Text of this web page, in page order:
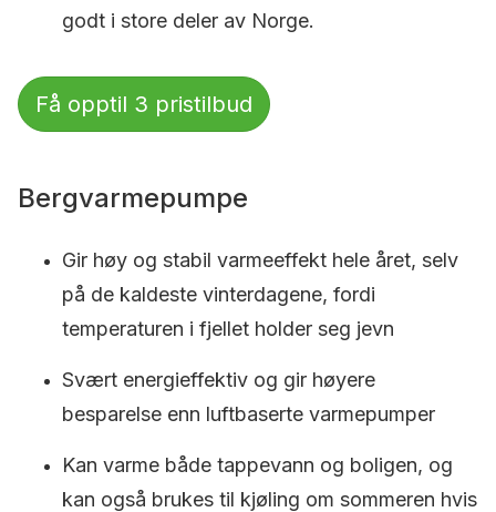
godt i store deler av Norge.
Få opptil 3 pristilbud
Bergvarmepumpe
Gir høy og stabil varmeeffekt hele året, selv
på de kaldeste vinterdagene, fordi
temperaturen i fjellet holder seg jevn
Svært energieffektiv og gir høyere
besparelse enn luftbaserte varmepumper
Kan varme både tappevann og boligen, og
kan også brukes til kjøling om sommeren hvis